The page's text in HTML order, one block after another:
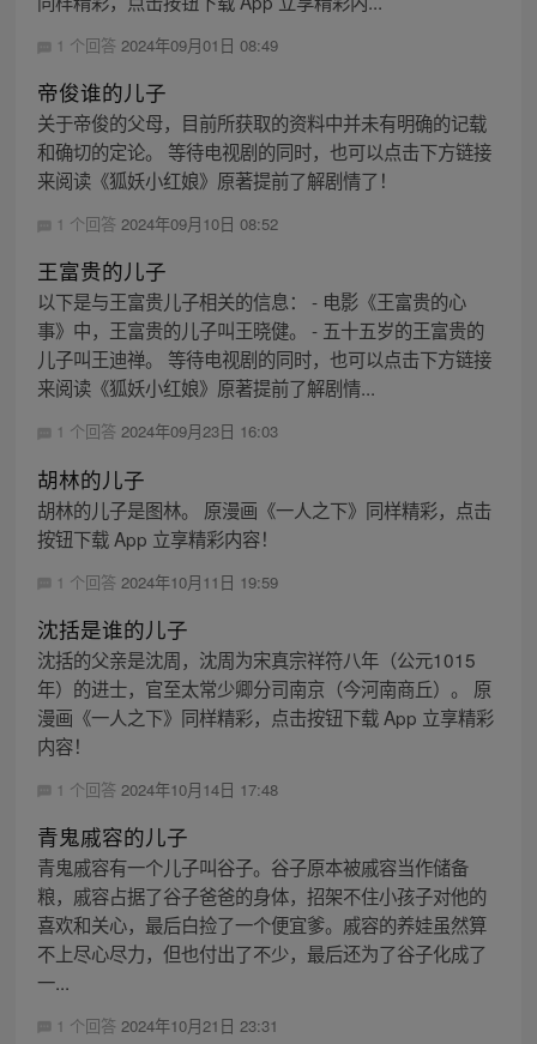
1 个回答 2024年09月01日 08:49
帝俊谁的儿子
关于帝俊的父母，目前所获取的资料中并未有明确的记载
和确切的定论。 等待电视剧的同时，也可以点击下方链接
来阅读《狐妖小红娘》原著提前了解剧情了！
1 个回答 2024年09月10日 08:52
王富贵的儿子
以下是与王富贵儿子相关的信息： - 电影《王富贵的心
事》中，王富贵的儿子叫王晓健。 - 五十五岁的王富贵的
儿子叫王迪禅。 等待电视剧的同时，也可以点击下方链接
来阅读《狐妖小红娘》原著提前了解剧情...
1 个回答 2024年09月23日 16:03
胡林的儿子
胡林的儿子是图林。 原漫画《一人之下》同样精彩，点击
按钮下载 App 立享精彩内容！
1 个回答 2024年10月11日 19:59
沈括是谁的儿子
沈括的父亲是沈周，沈周为宋真宗祥符八年（公元1015
年）的进士，官至太常少卿分司南京（今河南商丘）。 原
漫画《一人之下》同样精彩，点击按钮下载 App 立享精彩
内容！
1 个回答 2024年10月14日 17:48
青鬼戚容的儿子
青鬼戚容有一个儿子叫谷子。谷子原本被戚容当作储备
粮，戚容占据了谷子爸爸的身体，招架不住小孩子对他的
喜欢和关心，最后白捡了一个便宜爹。戚容的养娃虽然算
不上尽心尽力，但也付出了不少，最后还为了谷子化成了
一...
1 个回答 2024年10月21日 23:31